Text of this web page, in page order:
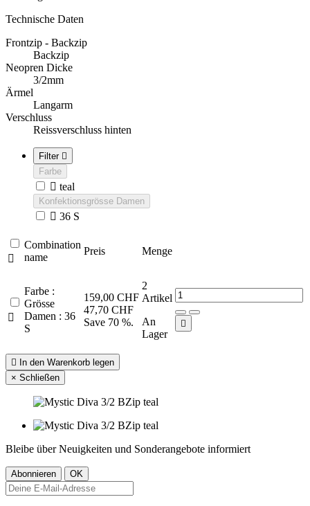
Technische Daten
Frontzip - Backzip
Backzip
Neopren Dicke
3/2mm
Ärmel
Langarm
Verschluss
Reissverschluss hinten
Filter 
Farbe
 teal
Konfektionsgrösse Damen
 36 S

Combination
name
Preis Menge

Farbe :
Grösse
Damen : 36
S
159,00 CHF
47,70 CHF
Save 70 %.
2
Artikel
An
Lager


In den Warenkorb legen
× Schließen
Bleibe über Neuigkeiten und Sonderangebote informiert